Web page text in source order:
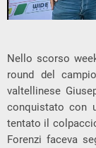
Nello scorso
round del
valtellinese
conquistato con
tentato il
Forenzi faceva